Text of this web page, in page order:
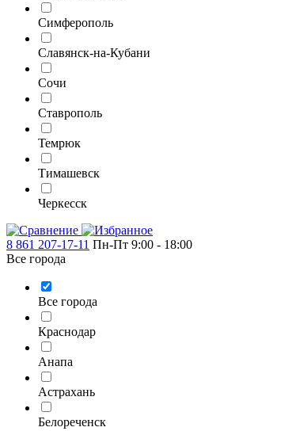
Симферополь
Славянск-на-Кубани
Сочи
Ставрополь
Темрюк
Тимашевск
Черкесск
8 861 207-17-11 Пн-Пт 9:00 - 18:00
Все города
Все города
Краснодар
Анапа
Астрахань
Белореченск